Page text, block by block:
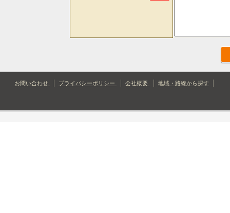
お問い合わせ プライバシーポリシー 会社概要 地域・路線から探す